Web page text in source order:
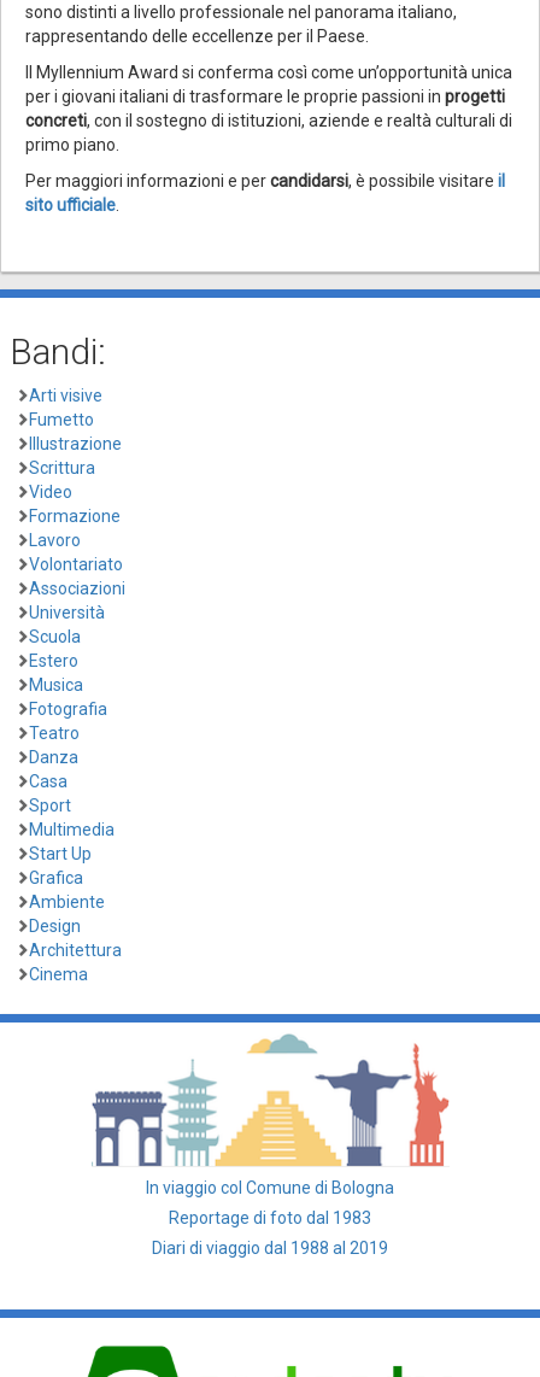
sono distinti a livello professionale nel panorama italiano,
rappresentando delle eccellenze per il Paese.
Il Myllennium Award si conferma così come un’opportunità unica
per i giovani italiani di trasformare le proprie passioni in progetti
concreti, con il sostegno di istituzioni, aziende e realtà culturali di
primo piano.
Per maggiori informazioni e percandidarsi, è possibile visitare il
sito ufficiale
Bandi:
Arti visive
Fumetto
Illustrazione
Scrittura
Video
Formazione
Lavoro
Volontariato
Associazioni
Università
Scuola
Estero
Musica
Fotografia
Teatro
Danza
Casa
Sport
Multimedia
Start Up
Grafica
Ambiente
Design
Architettura
Cinema
In viaggio col Comune di Bologna
Reportage di foto dal 1983
Diari di viaggio dal 1988 al 2019